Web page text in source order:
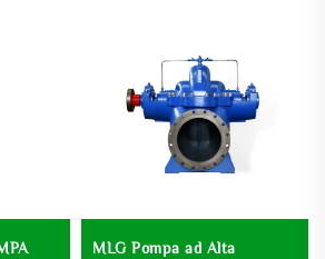
MLG Pompa ad Alta